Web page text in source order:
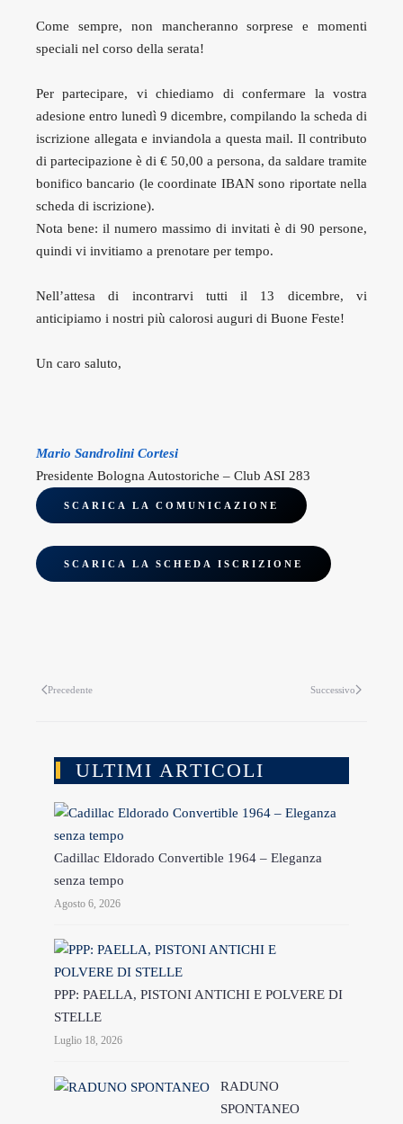
Come sempre, non mancheranno sorprese e momenti
speciali nel corso della serata!
Per partecipare, vi chiediamo di confermare la vostra
adesione entro lunedì 9 dicembre, compilando la scheda di
iscrizione allegata e inviandola a questa mail. Il contributo
di partecipazione è di € 50,00 a persona, da saldare tramite
bonifico bancario (le coordinate IBAN sono riportate nella
scheda di iscrizione).
Nota bene: il numero massimo di invitati è di 90 persone,
quindi vi invitiamo a prenotare per tempo.
Nell’attesa di incontrarvi tutti il 13 dicembre, vi
anticipiamo i nostri più calorosi auguri di Buone Feste!
Un caro saluto,
Mario Sandrolini Cortesi
Presidente Bologna Autostoriche – Club ASI 283
SCARICA LA COMUNICAZIONE
SCARICA LA SCHEDA ISCRIZIONE
Precedente Successivo
ULTIMI ARTICOLI
Cadillac Eldorado Convertible 1964 – Eleganza
senza tempo
Agosto 6, 2026
PPP: PAELLA, PISTONI ANTICHI E POLVERE DI
STELLE
Luglio 18, 2026
RADUNO
SPONTANEO